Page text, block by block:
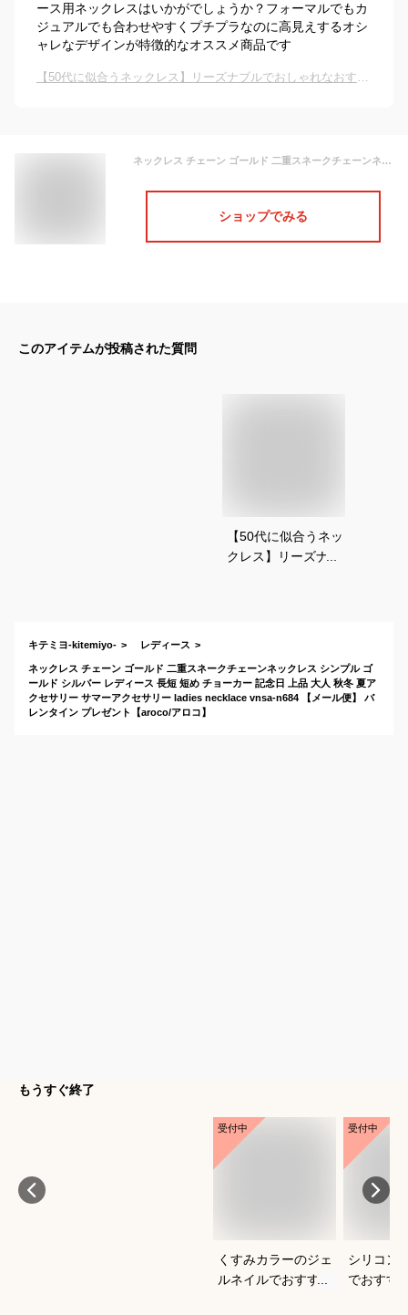
ース用ネックレスはいかがでしょうか？フォーマルでもカ
ジュアルでも合わせやすくプチプラなのに高見えするオシ
ャレなデザインが特徴的なオススメ商品です
【50代に似合うネックレス】リーズナブルでおしゃれなおすすめは？
ネックレス チェーン ゴールド 二重スネークチェーンネックレス シンプル ゴールド シルバー レディース 長短 短め チョーカー 記念日 上品 大人 秋冬 夏アクセサリー サマーアクセサリー ladies necklace vnsa-n684 【メール便】 バレンタイン プレゼント【aroco/アロコ】
ショップでみる
このアイテムが投稿された質問
【50代に似合うネッ
クレス】リーズナブ
キテミヨ-kitemiyo- レディース
ネックレス チェーン ゴールド 二重スネークチェーンネックレス シンプル ゴ
ールド シルバー レディース 長短 短め チョーカー 記念日 上品 大人 秋冬 夏ア
クセサリー サマーアクセサリー ladies necklace vnsa-n684 【メール便】 バ
レンタイン プレゼント【aroco/アロコ】
もうすぐ終了
受付中
くすみカラーのジェ
ルネイルでおすすめ
受付中
シリコン
でおすす